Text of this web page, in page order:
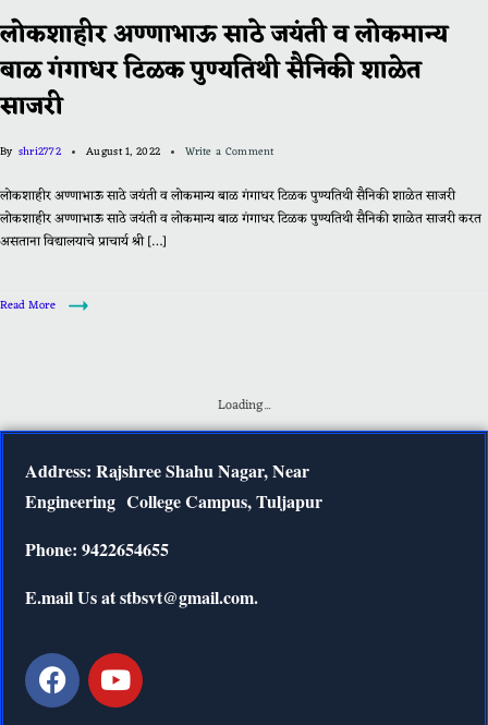
लोकशाहीर अण्णाभाऊ साठे जयंती व लोकमान्य
बाळ गंगाधर टिळक पुण्यतिथी सैनिकी शाळेत
साजरी
By shri2772 August 1, 2022 Write a Comment
लोकशाहीर अण्णाभाऊ साठे जयंती व लोकमान्य बाळ गंगाधर टिळक पुण्यतिथी सैनिकी शाळेत साजरी
लोकशाहीर अण्णाभाऊ साठे जयंती व लोकमान्य बाळ गंगाधर टिळक पुण्यतिथी सैनिकी शाळेत साजरी करत
असताना विद्यालयाचे प्राचार्य श्री […]
Read More
Loading...
Address: Rajshree Shahu Nagar, Near
Engineering College Campus, Tuljapur
Phone: 9422654655
E.mail Us at stbsvt@gmail.com.